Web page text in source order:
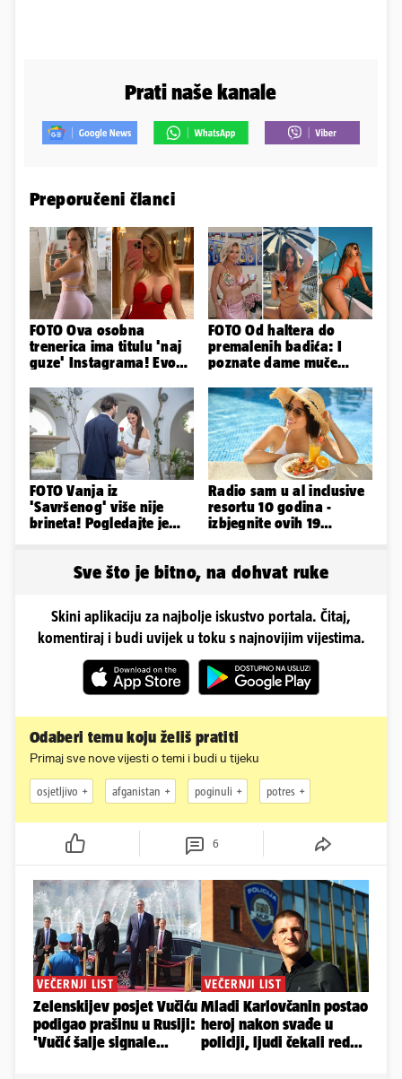
Prati naše kanale
Preporučeni članci
FOTO Ova osobna
trenerica ima titulu 'naj
guze' Instagrama! Evo
satu...
FOTO Od haltera do
premalenih badića: I
poznate dame muče
pozirale
FOTO Vanja iz
'Savršenog' više nije
brineta! Pogledajte je
Radio sam u al inclusive
resortu 10 godina -
izbjegnite ovih 19
Sve što je bitno, na dohvat ruke
Skini aplikaciju za najbolje iskustvo portala. Čitaj,
komentiraj i budi uvijek u toku s najnovijim vijestima.
Odaberi temu koju želiš pratiti
Primaj sve nove vijesti o temi i budi u tijeku
osjetljivo afganistan poginuli potres
6